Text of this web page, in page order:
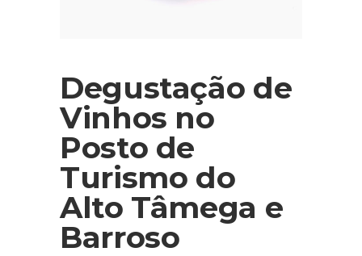
Degustação de
Vinhos no
Posto de
Turismo do
Alto Tâmega e
Barroso